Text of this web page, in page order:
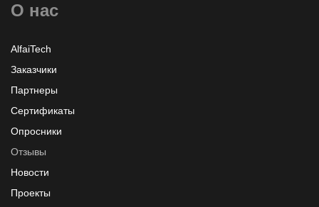
О нас
AlfaiTech
Заказчики
Партнеры
Сертификаты
Опросники
Отзывы
Новости
Проекты